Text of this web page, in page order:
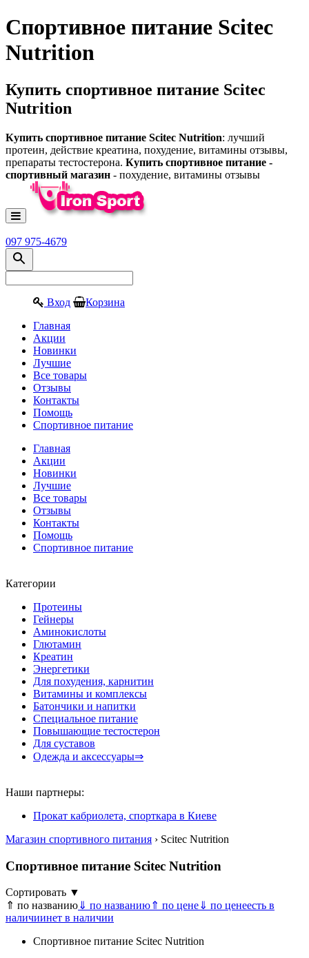
Спортивное питание Scitec
Nutrition
Купить спортивное питание Scitec
Nutrition
Купить спортивное питание Scitec Nutrition: лучший
протеин, действие креатина, похудение, витамины отзывы,
препараты тестостерона. Купить спортивное питание -
спортивный магазин - похудение, витамины отзывы
097 975-4679
Вход Корзина
Главная
Акции
Новинки
Лучшие
Все товары
Отзывы
Контакты
Помощь
Спортивное питание
Главная
Акции
Новинки
Лучшие
Все товары
Отзывы
Контакты
Помощь
Спортивное питание
Категории
Протеины
Гейнеры
Аминокислоты
Глютамин
Креатин
Энергетики
Для похудения, карнитин
Витамины и комплексы
Батончики и напитки
Специальное питание
Повышающие тестостерон
Для суставов
Одежда и аксессуары⇒
Наши партнеры:
Прокат кабриолета, спорткара в Киеве
Магазин спортивного питания › Scitec Nutrition
Спортивное питание Scitec Nutrition
Сортировать ▼
⇑ по названию⇓ по названию⇑ по цене⇓ по ценеесть в
наличиинет в наличии
Спортивное питание Scitec Nutrition